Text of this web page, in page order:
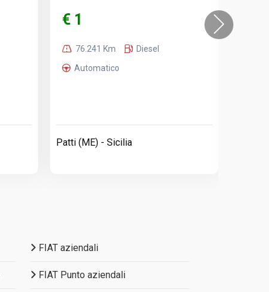
€ 1
76.241 Km
Diesel
Automatico
Patti (ME) - Sicilia
FIAT aziendali
FIAT Punto aziendali